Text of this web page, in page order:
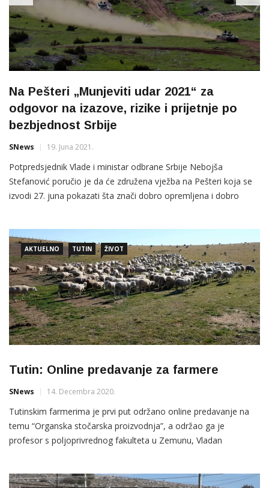
Na Pešteri „Munjeviti udar 2021“ za
odgovor na izazove, rizike i prijetnje po
bezbjednost Srbije
SNews 19. Juna 2021.
Potpredsjednik Vlade i ministar odbrane Srbije Nebojša
Stefanović poručio je da će združena vježba na Pešteri koja se
izvodi 27. juna pokazati šta znači dobro opremljena i dobro
„Vojvoda Živojin Mišić“, nakon svečanosti polaganja […]
AKTUELNO TUTIN ŽIVOT
Tutin: Online predavanje za farmere
SNews 14. Decembra 2020.
Tutinskim farmerima je prvi put održano online predavanje na
temu “Organska stočarska proizvodnja”, a održao ga je
profesor s poljoprivrednog fakulteta u Zemunu, Vladan
kako bi unaprijedili proizvodnju zdrave hrane. Predjsednik